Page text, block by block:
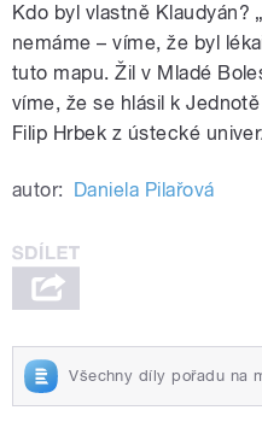
Kdo byl vlastně Klaudyán?
nemáme – víme, že byl
tuto mapu. Žil v Mladé
víme, že se hlásil k
Filip Hrbek z ústecké
autor: Daniela Pilařová
Všechny díly pořadu na